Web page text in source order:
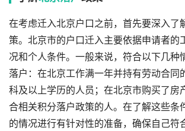
在考虑迁入北京户口之前，首先要深入了
策。北京市的户口迁入主要依据申请者的
况和个人条件。一般来说，符合以下几种
落户：在北京工作满一年并持有劳动合同
科及以上学历的人员；在北京市购买了房
合相关积分落户政策的人。在了解这些条
的情况进行有针对性的准备，确保自己符